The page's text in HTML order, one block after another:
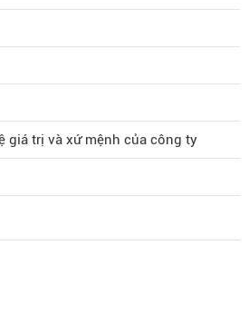
giá trị và xứ mệnh của công ty